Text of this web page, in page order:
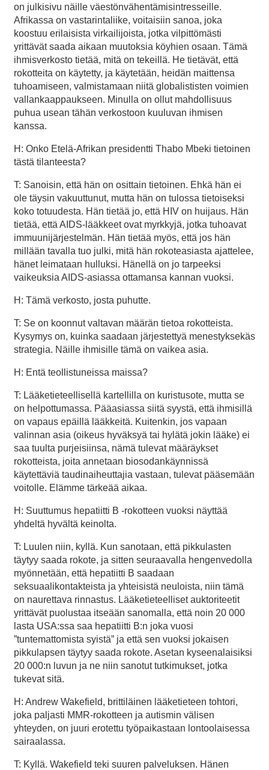
on julkisivu näille väestönvähentämisintresseille.
Afrikassa on vastarintaliike, voitaisiin sanoa, joka
koostuu erilaisista virkailijoista, jotka vilpittömästi
yrittävät saada aikaan muutoksia köyhien osaan. Tämä
ihmisverkosto tietää, mitä on tekeillä. He tietävät, että
rokotteita on käytetty, ja käytetään, heidän maittensa
tuhoamiseen, valmistamaan niitä globalististen voimien
vallankaappaukseen. Minulla on ollut mahdollisuus
puhua usean tähän verkostoon kuuluvan ihmisen
kanssa.
H: Onko Etelä-Afrikan presidentti Thabo Mbeki tietoinen
tästä tilanteesta?
T: Sanoisin, että hän on osittain tietoinen. Ehkä hän ei
ole täysin vakuuttunut, mutta hän on tulossa tietoiseksi
koko totuudesta. Hän tietää jo, että HIV on huijaus. Hän
tietää, että AIDS-lääkkeet ovat myrkkyjä, jotka tuhoavat
immuunijärjestelmän. Hän tietää myös, että jos hän
millään tavalla tuo julki, mitä hän rokoteasiasta ajattelee,
hänet leimataan hulluksi. Hänellä on jo tarpeeksi
vaikeuksia AIDS-asiassa ottamansa kannan vuoksi.
H: Tämä verkosto, josta puhutte.
T: Se on koonnut valtavan määrän tietoa rokotteista.
Kysymys on, kuinka saadaan järjestettyä menestyksekäs
strategia. Näille ihmisille tämä on vaikea asia.
H: Entä teollistuneissa maissa?
T: Lääketieteellisellä kartellilla on kuristusote, mutta se
on helpottumassa. Pääasiassa siitä syystä, että ihmisillä
on vapaus epäillä lääkkeitä. Kuitenkin, jos vapaan
valinnan asia (oikeus hyväksyä tai hylätä jokin lääke) ei
saa tuulta purjeisiinsa, nämä tulevat määräykset
rokotteista, joita annetaan biosodankäynnissä
käytettäviä taudinaiheuttajia vastaan, tulevat pääsemään
voitolle. Elämme tärkeää aikaa.
H: Suuttumus hepatiitti B -rokotteen vuoksi näyttää
yhdeltä hyvältä keinolta.
T: Luulen niin, kyllä. Kun sanotaan, että pikkulasten
täytyy saada rokote, ja sitten seuraavalla hengenvedolla
myönnetään, että hepatiitti B saadaan
seksuaalikontakteista ja yhteisistä neuloista, niin tämä
on naurettava rinnastus. Lääketieteelliset auktoriteetit
yrittävät puolustaa itseään sanomalla, että noin 20 000
lasta USA:ssa saa hepatiitti B:n joka vuosi
”tuntemattomista syistä” ja että sen vuoksi jokaisen
pikkulapsen täytyy saada rokote. Asetan kyseenalaisiksi
20 000:n luvun ja ne niin sanotut tutkimukset, jotka
tukevat sitä.
H: Andrew Wakefield, brittiläinen lääketieteen tohtori,
joka paljasti MMR-rokotteen ja autismin välisen
yhteyden, on juuri erotettu työpaikastaan lontoolaisessa
sairaalassa.
T: Kyllä. Wakefield teki suuren palveluksen. Hänen